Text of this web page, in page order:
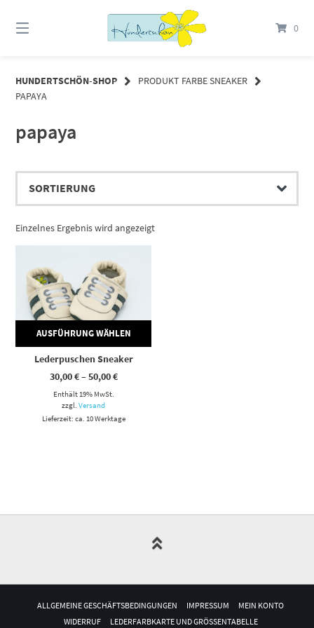
zum
Inhalt
0
HUNDERTSCHÖN-SHOP
PRODUKT FARBE SNEAKER
PAPAYA
papaya
Einzelnes Ergebnis wird angezeigt
AUSFÜHRUNG WÄHLEN
Dieses Produkt weist mehrere Varianten auf. Die Optionen können auf der Produktseite gewählt werden
Lederpuschen Sneaker
30,00€–50,00€Preisspanne:
Enthält 19% MwSt.
zzgl.Versand
Lieferzeit: ca. 10 Werktage
ALLGEMEINE GESCHÄFTSBEDINGUNGEN IMPRESSUM
MEIN KONTO
WIDERRUF
LEDERFARBKARTE UND GRÖSSENTABELLE